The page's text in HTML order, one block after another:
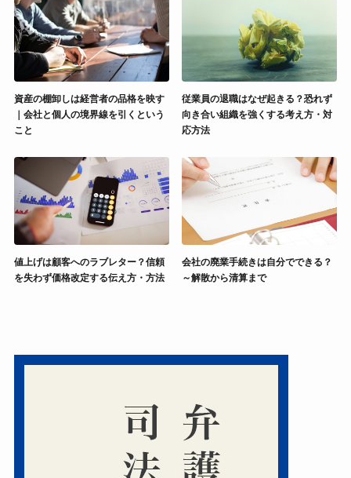
資産の棚卸しは経営者の品格を映す
｜会社と個人の境界線を引くという
こと
従業員の退職はなぜ起きる？恐れず
向き合い組織を強くする考え方・対
応方法
値上げは顧客へのラブレター？信頼
を失わず価格改定する伝え方・方法
会社の廃業手続きは自分でできる？
～解散から清算まで